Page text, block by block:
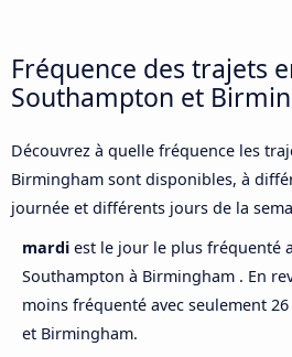
Fréquence des trajets
Southampton et
Découvrez à quelle fréquence les
Birmingham sont disponibles, à
journée et différents jours de la
mardi est le jour le plus fréquenté
Southampton à Birmingham . En
moins fréquenté avec seulement
et Birmingham.